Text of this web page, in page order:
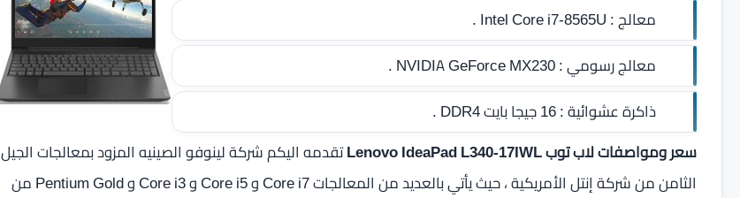
معالج :Intel Core i7-8565U .
معالج رسومي :NVIDIA GeForce MX230 .
ذاكرة عشوائية :16 جيجا بايت DDR4‏
.
سعر ومواصفات لاب توب Lenovo IdeaPad L340-17IWL
تقدمه اليكم شركة لينوفو الصينيه المزود بمعالجات الجيل
الثامن من شركة إنتل الأمريكية ، حيث يأتي بالعديد من المعالجات Core i7 و Core i5 و Core i3 و Pentium Gold من